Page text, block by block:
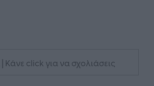
| Κάνε click για να σχολιάσεις